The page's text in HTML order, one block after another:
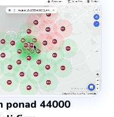
ponad 44000